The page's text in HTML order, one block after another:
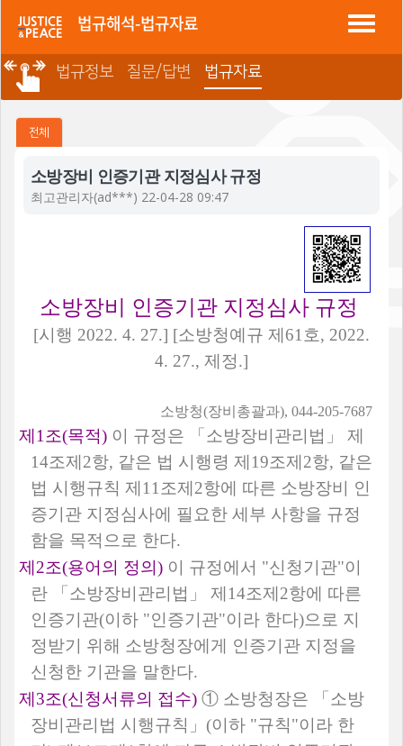
정평 "소방법"
법규해석-법규자료
법규정보 질문/답변 법규자료
전체
소방장비 인증기관 지정심사 규정
최고관리자(ad***) 22-04-28 09:47
소방장비 인증기관 지정심사 규정
[시행 2022. 4. 27.] [소방청예규 제 61 호, 2022.
4. 27., 제정.]
소방청(장비총괄과), 044-205-7687
제 1 조(목적) 이 규정은 「 소방장비관리법 」제
14조제 2항, 같은 법 시행령 제 19조제 2항, 같은
법 시행규칙 제 11 조제 2항에 따른 소방장비 인
증기관 지정심사에 필요한 세부 사항을 규정
함을 목적으로 한다.
제 2조(용어의 정의) 이 규정에서 "신청기관"이
란
「 소방장비관리법 」 제 14조제 2항에 따른
인증기관(이하 "인증기관"이라 한다)으로 지
정받기 위해 소방청장에게 인증기관 지정을
신청한 기관을 말한다.
제 3조(신청서류의 접수) ① 소방청장은 「 소방
장비관리법 시행규칙 」 (이하 "규칙"이라 한